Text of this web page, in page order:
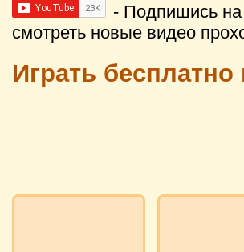
- Подпишись
смотреть новые видео
Играть